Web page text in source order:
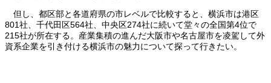
但し、都区部と各道府県の市レベルで比較すると、横浜市は港区
801社、千代田区564社、中央区274社に続いて堂々の全国第4位で
215社が所在する。産業集積の進んだ大阪市や名古屋市を凌駕して外
資系企業を引き付ける横浜市の魅力について探って行きたい。